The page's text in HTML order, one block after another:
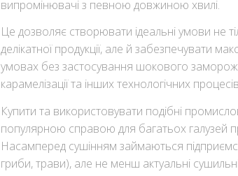
випромінювачі з певною довжиною хвилі.
Це дозволяє створювати ідеальні умови не
делікатної продукції, але й забезпечувати
умовах без застосування шокового
карамелізації та інших технологічних
Купити та використовувати подібні
популярною справою для багатьох галузей
Насамперед сушінням займаються
гриби, трави), але не менш актуальні